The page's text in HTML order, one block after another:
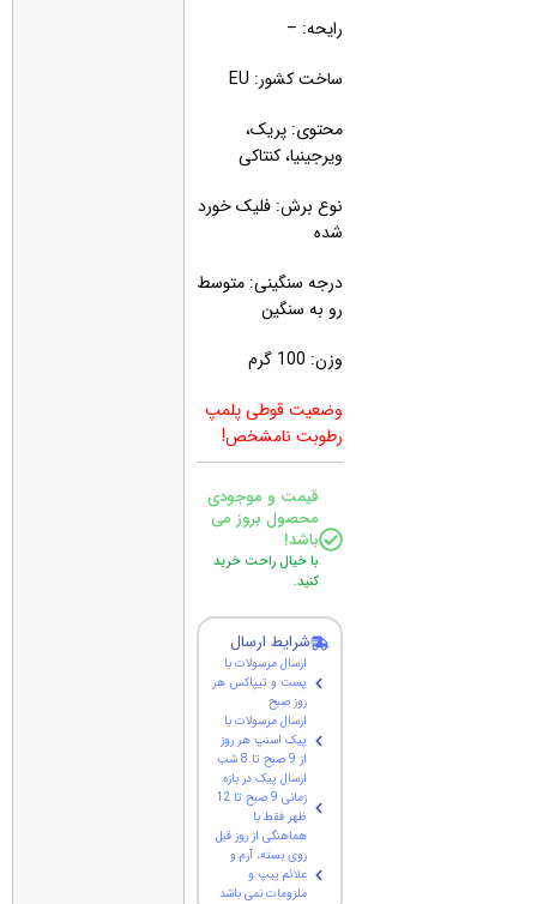
رایحه: –
ساخت کشور: EU
محتوی: پریک،
ویرجینیا، کنتاکی
نوع برش: فلیک خورد
شده
درجه سنگینی: متوسط
رو به سنگین
وزن: 100 گرم
وضعیت قوطی پلمپ
رطوبت نامشخص!
قیمت و موجودی
محصول بروز می
باشد!
با خیال راحت خرید
کنید.
شرایط ارسال
ارسال مرسولات با
پست و تیپاکس هر
روز صبح
ارسال مرسولات با
پیک اسنپ هر روز
از 9 صبح تا 8 شب
ارسال پیک در بازه
زمانی 9 صبح تا 12
ظهر فقط با
هماهنگی از روز قبل
روی بسته، آرم و
علائم پیپ و
ملزومات نمی باشد